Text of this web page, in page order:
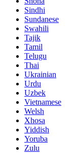
Sindhi
Sundanese
Swahili
Tajik
Tamil
Telugu
Thai
Ukrainian
Urdu
Uzbek
Vietnamese
Welsh
Xhosa
Yiddish
Yoruba
Zulu